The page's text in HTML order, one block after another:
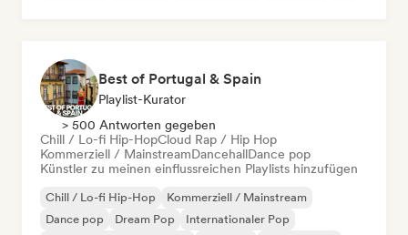
Best of Portugal & Spain
Playlist-Kurator
> 500 Antworten gegeben
Chill / Lo-fi Hip-HopCloud Rap / Hip Hop
Kommerziell / MainstreamDancehallDance pop
Künstler zu meinen einflussreichen Playlists hinzufügen
Chill / Lo-fi Hip-Hop
Kommerziell / Mainstream
Dance pop
Dream Pop
Internationaler Pop